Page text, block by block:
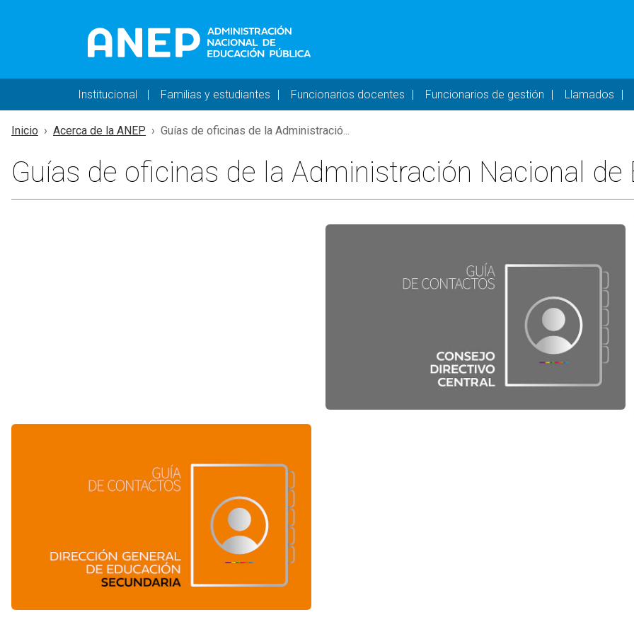
Navegación principal - DESKTOP
Institucional Familias y estudiantes Funcionarios docentes Funcionarios de gestión Llamados
Inicio Acerca de la ANEP Guías de oficinas de la Administració...
Guías de oficinas de la Administración Nacional de